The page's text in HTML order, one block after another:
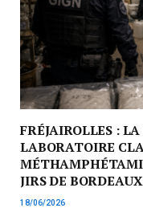
FRÉJAIROLLES :
LABORATOIRE
JIRS DE BORDEAUX
18/06/2026